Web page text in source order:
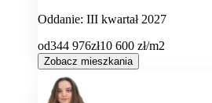
Oddanie: III kwartał 2027
od344 976zł10 600 zł/m2
Zobacz mieszkania